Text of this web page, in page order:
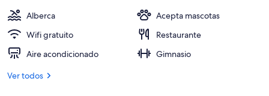
Exterior
Alberca
Acepta mascotas
Wifi gratuito
Restaurante
Aire acondicionado
Gimnasio
Ver todos